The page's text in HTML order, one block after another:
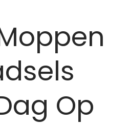
Op